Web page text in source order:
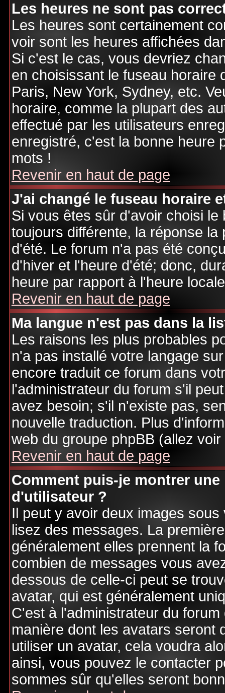
Les heures ne sont pas
Les heures sont certainement
voir sont les heures affichées
Si c'est le cas, vous devriez
en choisissant le fuseau horaire
Paris, New York, Sydney, etc.
horaire, comme la plupart des
effectué par les utilisateurs
enregistré, c'est la bonne heure
mots !
Revenir en haut de page
J'ai changé le fuseau horaire
Si vous êtes sûr d'avoir choisi
toujours différente, la réponse
d'été. Le forum n'a pas été
d'hiver et l'heure d'été; donc,
heure par rapport à l'heure
Revenir en haut de page
Ma langue n'est pas dans la
Les raisons les plus probables
n'a pas installé votre langage
encore traduit ce forum dans
l'administrateur du forum s'il
avez besoin; s'il n'existe pas,
nouvelle traduction. Plus
web du groupe phpBB (allez
Revenir en haut de page
Comment puis-je montrer
d'utilisateur ?
Il peut y avoir deux images
lisez des messages. La
généralement elles prennent la
combien de messages vous
dessous de celle-ci peut se
avatar, qui est généralement
C'est à l'administrateur du
manière dont les avatars seront
utiliser un avatar, cela voudra
ainsi, vous pouvez le contacter
sommes sûr qu'elles seront